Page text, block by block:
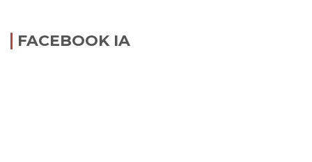
FACEBOOK IA